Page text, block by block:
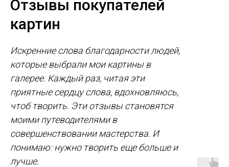
Отзывы покупателей
картин
Искренние слова благодарности людей,
которые выбрали мои картины в
галерее. Каждый раз, читая эти
приятные сердцу слова, вдохновляюсь,
чтоб творить. Эти отзывы становятся
моими путеводителями в
совершенствовании мастерства. И
понимаю: нужно творить еще больше и
лучше.